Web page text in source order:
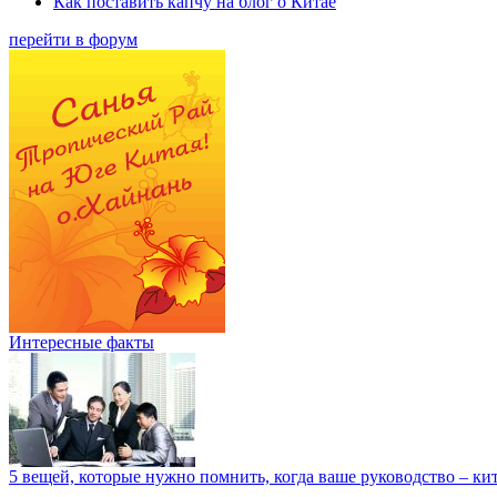
перейти в форум
Интересные факты
5 вещей, которые нужно помнить, когда ваше руководство –